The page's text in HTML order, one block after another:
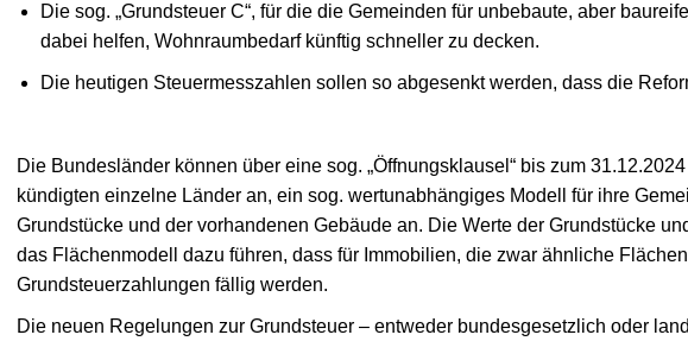
Die sog. „Grundsteuer C“, für die die Gemeinden für unbebaute, aber
dabei helfen, Wohnraumbedarf künftig schneller zu decken.
Die heutigen Steuermesszahlen sollen so abgesenkt werden, dass die
Die Bundesländer können über eine sog. „Öffnungsklausel“ bis zum
kündigten einzelne Länder an, ein sog. wertunabhängiges Modell für ihre
Grundstücke und der vorhandenen Gebäude an. Die Werte der Grundstücke
das Flächenmodell dazu führen, dass für Immobilien, die zwar ähnliche
Grundsteuerzahlungen fällig werden.
Die neuen Regelungen zur Grundsteuer – entweder bundesgesetzlich oder